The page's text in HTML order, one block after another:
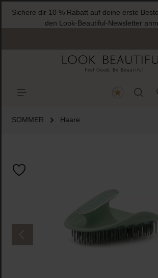
springen
Sichere dir 10 % Rabatt auf deine erste
den Look-Beautiful-Newsletter
SOMMER Haare